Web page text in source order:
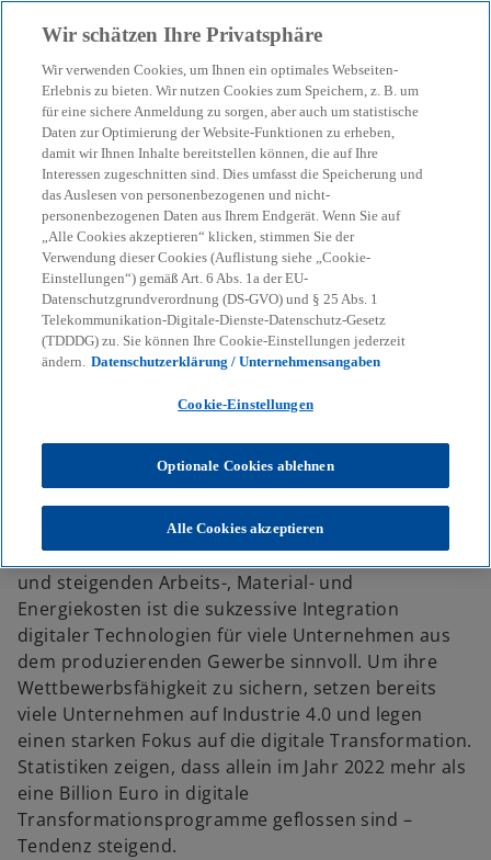
menu search
Smart Factory: Vernetzung
der Fabrik als
Erfolgsfaktor
15-07-2024
Share
w
i
r
n
e
u
R
g
i
t
r
a
r
t
e
g
e
ö
f
n
e
w
i
r
n
e
n
r
e
u
e
n
R
g
i
t
r
a
t
g
ö
f
f
n
e
w
i
r
n
e
n
r
e
u
n
R
g
i
t
r
a
t
e
g
e
ö
f
f
e
KPMG Themen
Business Performance & Resilienz
Smart Factory: Vernetzung der Fabrik als Erfolgsfaktor
Gerade in Zeiten großer wirtschaftlicher
Unsicherheiten, Arbeitskräftemangel, Klimakrisen
und steigenden Arbeits-, Material- und
Energiekosten ist die sukzessive Integration
digitaler Technologien für viele Unternehmen aus
dem produzierenden Gewerbe sinnvoll. Um ihre
Wettbewerbsfähigkeit zu sichern, setzen bereits
viele Unternehmen auf Industrie 4.0 und legen
einen starken Fokus auf die digitale Transformation.
Statistiken zeigen, dass allein im Jahr 2022 mehr als
eine Billion Euro in digitale
Transformationsprogramme geflossen sind –
Tendenz steigend.
Wir schätzen Ihre Privatsphäre
Wir verwenden Cookies, um Ihnen ein optimales Webseiten-
Erlebnis zu bieten. Wir nutzen Cookies zum Speichern, z. B. um
für eine sichere Anmeldung zu sorgen, aber auch um statistische
Daten zur Optimierung der Website-Funktionen zu erheben,
damit wir Ihnen Inhalte bereitstellen können, die auf Ihre
Interessen zugeschnitten sind. Dies umfasst die Speicherung und
das Auslesen von personenbezogenen und nicht-
personenbezogenen Daten aus Ihrem Endgerät. Wenn Sie auf
„Alle Cookies akzeptieren“ klicken, stimmen Sie der
Verwendung dieser Cookies (Auflistung siehe „Cookie-
Einstellungen“) gemäß Art. 6 Abs. 1a der EU-
Datenschutzgrundverordnung (DS-GVO) und § 25 Abs. 1
Telekommunikation-Digitale-Dienste-Datenschutz-Gesetz
(TDDDG) zu. Sie können Ihre Cookie-Einstellungen jederzeit
ändern. Datenschutzerklärung / Unternehmensangaben
Cookie-Einstellungen
Optionale Cookies ablehnen
Alle Cookies akzeptieren